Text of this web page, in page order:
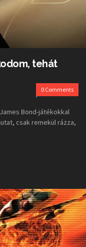
tehát
0 Comments
Bond-játékokkal
csak remekül rázza,